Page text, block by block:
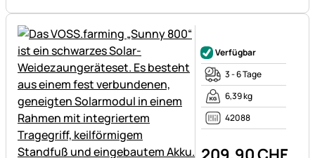
Verfügbar
3 - 6 Tage
6,39 kg
42088